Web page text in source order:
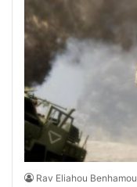
Rav Eliahou Benhamou